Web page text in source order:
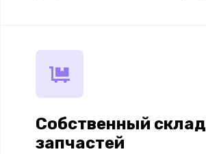
Собственный склад
запчастей